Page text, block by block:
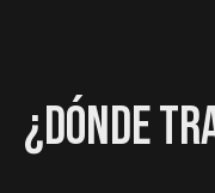
¿DÓNDE